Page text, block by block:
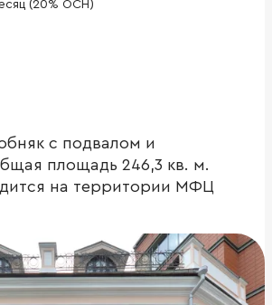
(20% ОСН)
с подвалом и
площадь 246,3 кв. м.
на территории МФЦ